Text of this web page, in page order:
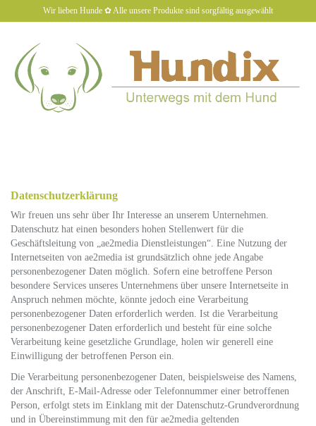
to
Wir lieben Hunde ✿ Alle unsere Produkte sind sorgfältig ausgewählt
Datenschutzerklärung
Wir freuen uns sehr über Ihr Interesse an unserem Unternehmen.
Datenschutz hat einen besonders hohen Stellenwert für die
Geschäftsleitung von „ae2media Dienstleistungen“. Eine Nutzung der
Internetseiten von ae2media ist grundsätzlich ohne jede Angabe
personenbezogener Daten möglich. Sofern eine betroffene Person
besondere Services unseres Unternehmens über unsere Internetseite in
Anspruch nehmen möchte, könnte jedoch eine Verarbeitung
personenbezogener Daten erforderlich werden. Ist die Verarbeitung
personenbezogener Daten erforderlich und besteht für eine solche
Verarbeitung keine gesetzliche Grundlage, holen wir generell eine
Einwilligung der betroffenen Person ein.
Die Verarbeitung personenbezogener Daten, beispielsweise des Namens,
der Anschrift, E-Mail-Adresse oder Telefonnummer einer betroffenen
Person, erfolgt stets im Einklang mit der Datenschutz-Grundverordnung
und in Übereinstimmung mit den für ae2media geltenden